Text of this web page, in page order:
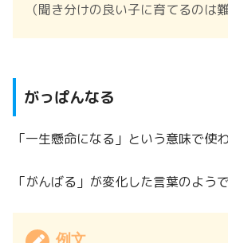
（聞き分けの良い子に育てるのは
がっぱんなる
「一生懸命になる」という意味で使
「がんばる」が変化した言葉のようで